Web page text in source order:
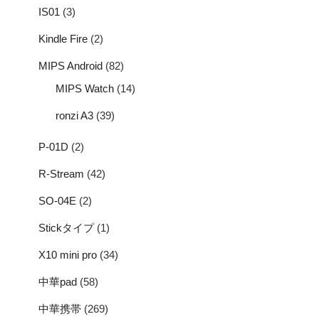
IS01 (3)
Kindle Fire (2)
MIPS Android (82)
MIPS Watch (14)
ronzi A3 (39)
P-01D (2)
R-Stream (42)
SO-04E (2)
Stickタイプ(1)
X10 mini pro (34)
中華pad (58)
中華携帯 (269)